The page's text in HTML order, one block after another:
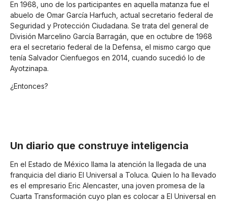
En 1968, uno de los participantes en aquella matanza fue el
abuelo de Omar García Harfuch, actual secretario federal de
Seguridad y Protección Ciudadana. Se trata del general de
División Marcelino García Barragán, que en octubre de 1968
era el secretario federal de la Defensa, el mismo cargo que
tenía Salvador Cienfuegos en 2014, cuando sucedió lo de
Ayotzinapa.
¿Entonces?
Un diario que construye inteligencia
En el Estado de México llama la atención la llegada de una
franquicia del diario El Universal a Toluca. Quien lo ha llevado
es el empresario Eric Alencaster, una joven promesa de la
Cuarta Transformación cuyo plan es colocar a El Universal en